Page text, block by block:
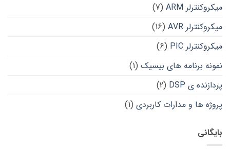
میکروکنترلر ARM
(7)
میکروکنترلر AVR
(16)
میکروکنترلر PIC
(6)
نمونه برنامه های بیسیک (1)
پردازنده ی DSP
(2)
پروژه ها و مدارات کاربردی (1)
بایگانی